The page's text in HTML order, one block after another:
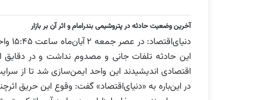
آخرین وضعیت حادثه در پتروشیمی بندرامام و اثر آن بر بازار
این حادثه تلفات جانی و مصدوم نداشت و در دقایق
اقتصادی اندیشیدند این واحد ایمن‌سازی شد تا
در این‌باره به «دنیای‌اقتصاد» گفت: وقوع این حریق